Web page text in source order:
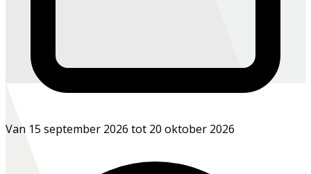
Van 15 september 2026 tot 20 oktober 2026